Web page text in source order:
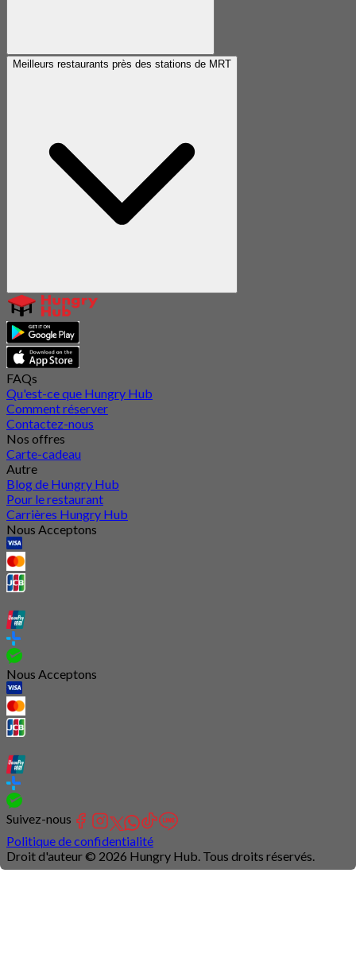
Meilleurs restaurants près des stations de MRT
FAQs
Qu'est-ce que Hungry Hub
Comment réserver
Contactez-nous
Nos offres
Carte-cadeau
Autre
Blog de Hungry Hub
Pour le restaurant
Carrières Hungry Hub
Nous Acceptons
Nous Acceptons
Suivez-nous
Politique de confidentialité
Droit d'auteur © 2026 Hungry Hub. Tous droits réservés.
Connection